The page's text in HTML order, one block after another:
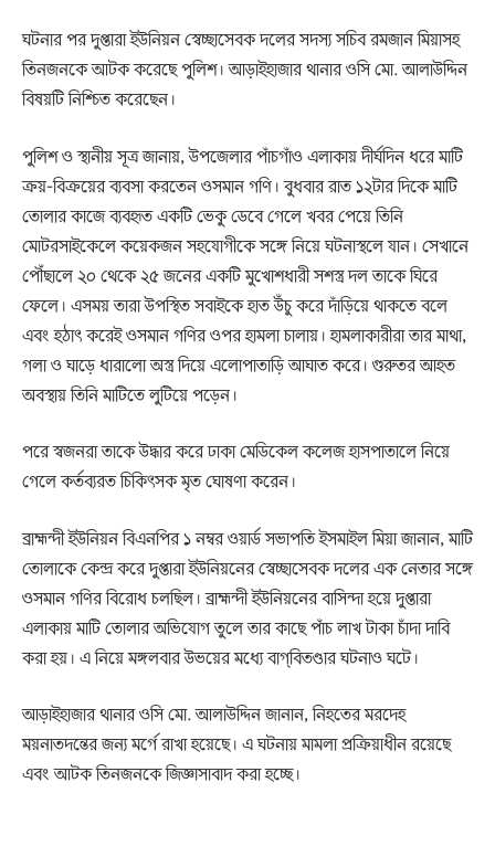
ঘটনার পর দুপ্তারা ইউনিয়ন স্বেচ্ছাসেবক দলের সদস্য সচিব রমজান মিয়াসহ
তিনজনকে আটক করেছে পুলিশ। আড়াইহাজার থানার ওসি মো. আলাউদ্দিন
বিষয়টি নিশ্চিত করেছেন।
পুলিশ ও স্থানীয় সূত্র জানায়, উপজেলার পাঁচগাঁও এলাকায় দীর্ঘদিন ধরে মাটি
ক্রয়-বিক্রয়ের ব্যবসা করতেন ওসমান গণি। বুধবার রাত ১২টার দিকে মাটি
তোলার কাজে ব্যবহৃত একটি ভেকু ডেবে গেলে খবর পেয়ে তিনি
মোটরসাইকেলে কয়েকজন সহযোগীকে সঙ্গে নিয়ে ঘটনাস্থলে যান। সেখানে
পৌঁছালে ২০ থেকে ২৫ জনের একটি মুখোশধারী সশস্ত্র দল তাকে ঘিরে
ফেলে। এসময় তারা উপস্থিত সবাইকে হাত উঁচু করে দাঁড়িয়ে থাকতে বলে
এবং হঠাৎ করেই ওসমান গণির ওপর হামলা চালায়। হামলাকারীরা তার মাথা,
গলা ও ঘাড়ে ধারালো অস্ত্র দিয়ে এলোপাতাড়ি আঘাত করে। গুরুতর আহত
অবস্থায় তিনি মাটিতে লুটিয়ে পড়েন।
পরে স্বজনরা তাকে উদ্ধার করে ঢাকা মেডিকেল কলেজ হাসপাতালে নিয়ে
গেলে কর্তব্যরত চিকিৎসক মৃত ঘোষণা করেন।
ব্রাহ্মন্দী ইউনিয়ন বিএনপির ১ নম্বর ওয়ার্ড সভাপতি ইসমাইল মিয়া জানান, মাটি
তোলাকে কেন্দ্র করে দুপ্তারা ইউনিয়নের স্বেচ্ছাসেবক দলের এক নেতার সঙ্গে
ওসমান গণির বিরোধ চলছিল। ব্রাহ্মন্দী ইউনিয়নের বাসিন্দা হয়ে দুপ্তারা
এলাকায় মাটি তোলার অভিযোগ তুলে তার কাছে পাঁচ লাখ টাকা চাঁদা দাবি
করা হয়। এ নিয়ে মঙ্গলবার উভয়ের মধ্যে বাগ্‌বিতণ্ডার ঘটনাও ঘটে।
আড়াইহাজার থানার ওসি মো. আলাউদ্দিন জানান, নিহতের মরদেহ
ময়নাতদন্তের জন্য মর্গে রাখা হয়েছে। এ ঘটনায় মামলা প্রক্রিয়াধীন রয়েছে
এবং আটক তিনজনকে জিজ্ঞাসাবাদ করা হচ্ছে।